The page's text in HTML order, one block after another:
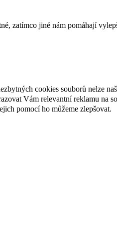
zatímco jiné nám pomáhají
cookies souborů nelze
Vám relevantní reklamu na
pomocí ho můžeme zlepšovat.